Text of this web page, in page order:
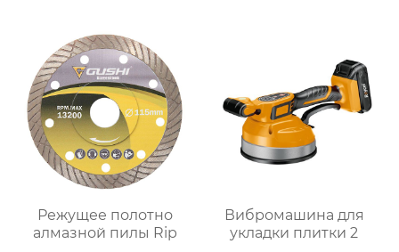
Режущее полотно
алмазной пилы Rip
Вибромашина для
укладки плитки 2